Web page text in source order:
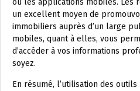
ou les applications mobiles. Les
un excellent moyen de
immobiliers auprès d’un large
mobiles, quant à elles, vous
d’accéder à vos informations
soyez.
En résumé, l’utilisation des